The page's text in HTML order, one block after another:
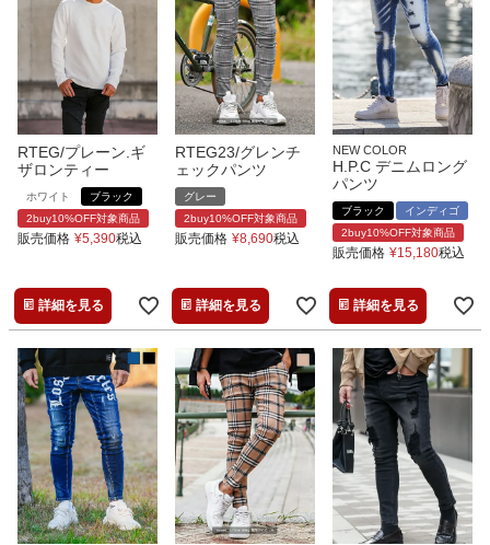
RTEG/プレーン.ギ
ザロンティー
ホワイト
ブラック
2buy10%OFF対象商品
販売価格 ¥5,390税込
詳細を見る
RTEG23/グレンチ
ェックパンツ
グレー
2buy10%OFF対象商品
販売価格 ¥8,690税込
詳細を見る
NEW COLOR
H.P.C デニムロング
パンツ
ブラック
インディゴ
2buy10%OFF対象商品
販売価格 ¥15,180税込
詳細を見る